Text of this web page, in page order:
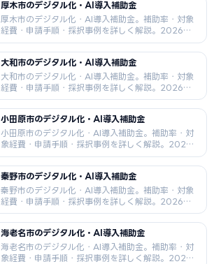
厚木市のデジタル化・AI導入補助金
厚木市のデジタル化・AI導入補助金。補助率・対象
経費・申請手順・採択事例を詳しく解説。2026年
最新版。
大和市のデジタル化・AI導入補助金
大和市のデジタル化・AI導入補助金。補助率・対象
経費・申請手順・採択事例を詳しく解説。2026年
最新版。
小田原市のデジタル化・AI導入補助金
小田原市のデジタル化・AI導入補助金。補助率・対
象経費・申請手順・採択事例を詳しく解説。2026
年最新版。
秦野市のデジタル化・AI導入補助金
秦野市のデジタル化・AI導入補助金。補助率・対象
経費・申請手順・採択事例を詳しく解説。2026年
最新版。
海老名市のデジタル化・AI導入補助金
海老名市のデジタル化・AI導入補助金。補助率・対
象経費・申請手順・採択事例を詳しく解説。2026